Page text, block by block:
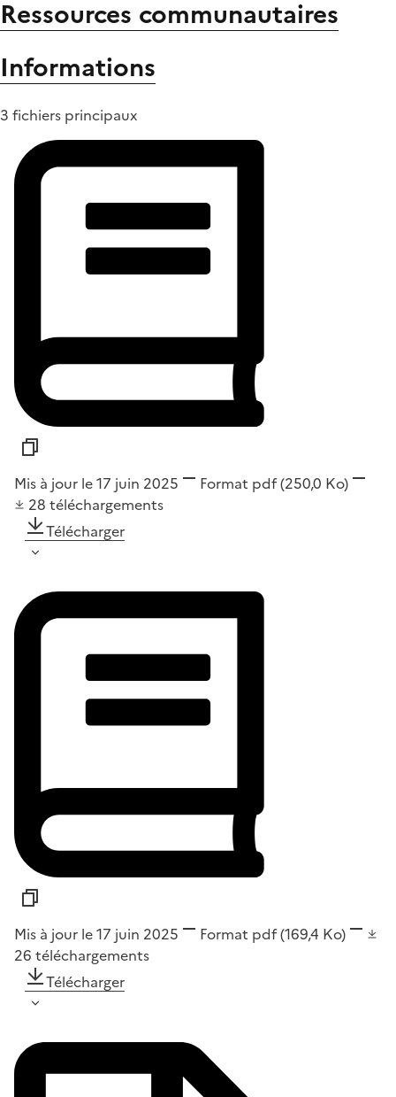
Ressources communautaires
Informations
3 fichiers principaux
Mis à jour le 17 juin 2025 Format pdf(250,0 Ko)
28 téléchargements
Télécharger
Mis à jour le 17 juin 2025 Format pdf(169,4 Ko)
26 téléchargements
Télécharger